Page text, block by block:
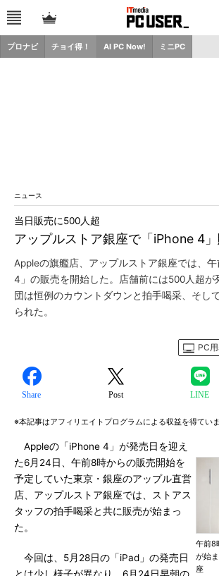
プロナビ チョイ得！ AI PC Now! ミニPC
ニュース
アップルストア銀座で「iPhone 4
当日販売に500人超
Appleの旗艦店、アップルストア銀座では、
4」の販売を開始した。店舗前には500人超が
団は恒例のカウントダウンと拍手喝采、そし
られた。
PC
Share Post LINE
※本記事はアフィリエイトプログラムによる収益を得てい
午前8
が始
座
Appleの「iPhone 4」が発売日を迎え
た6月24日、午前8時からの販売開始を
予定していた東京・銀座のアップル直営
店、アップルストア銀座では、ストアス
タッフの拍手喝采と共に販売が始まっ
た。
今回は、5月28日の「iPad」の発売日